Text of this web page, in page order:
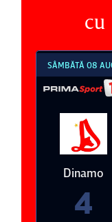
cu
SÂMBĂTĂ 08
Dinamo
4